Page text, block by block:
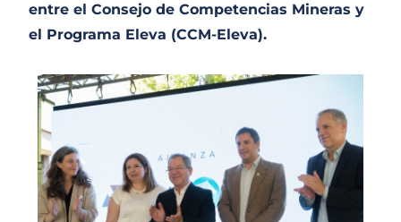
entre el Consejo de Competencias Mineras y
el Programa Eleva (CCM-Eleva).